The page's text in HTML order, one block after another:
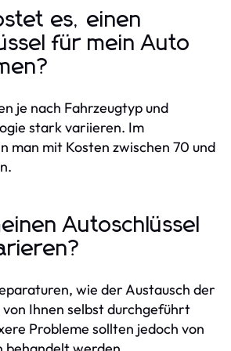
es, einen
für mein Auto
je nach Fahrzeugtyp und
stark variieren. Im
man mit Kosten zwischen 70 und
Autoschlüssel
wie der Austausch der
Ihnen selbst durchgeführt
Probleme sollten jedoch von